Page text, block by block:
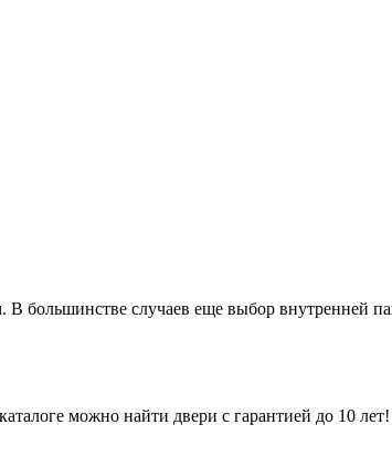
большинстве случаев еще выбор внутренней
можно найти двери с гарантией до 10 лет!